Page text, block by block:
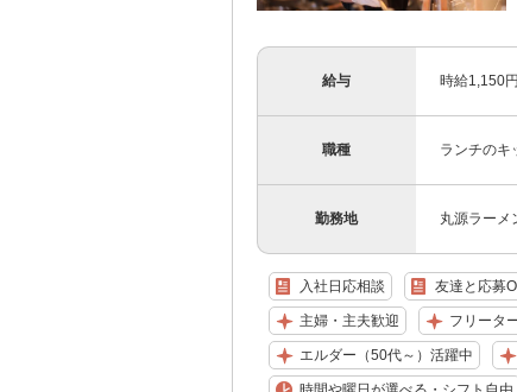
給与 時給1,150
職種 ランチのキ
勤務地 丸源ラーメ
入社日応相談 友達と応募
主婦・主夫歓迎 フリータ
エルダー（50代～）活躍中